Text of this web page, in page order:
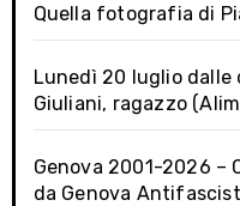
i
o
n
Quella fotografia di
Lunedì 20 luglio dalle
Giuliani, ragazzo
Genova 2001-2026 –
da Genova